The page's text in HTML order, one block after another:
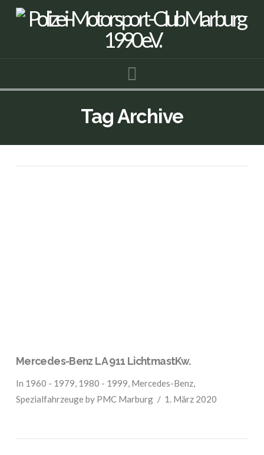
Tag Archive
Mercedes-Benz LA 911 LichtmastKw.
In 1960 - 1979, 1980 - 1999, Mercedes-Benz,
Spezialfahrzeugeby PMC Marburg 1. März 2020